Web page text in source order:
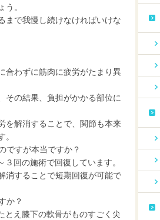
。
まで我慢し続けなければいけな
合わずに筋肉に疲労がたまり異
その結果、負担がかかる部位に
を解消することで、関節も本来
ですが本当ですか？
回の施術で回復しています。
消することで短期回復が可能で
か？
とえ膝下の軟骨がものすごく尖